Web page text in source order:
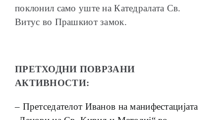
поклонил само уште на Катедралата Св.
Витус во Прашкиот замок.
ПРЕТХОДНИ ПОВРЗАНИ
АКТИВНОСТИ:
– Претседателот Иванов на манифестацијата